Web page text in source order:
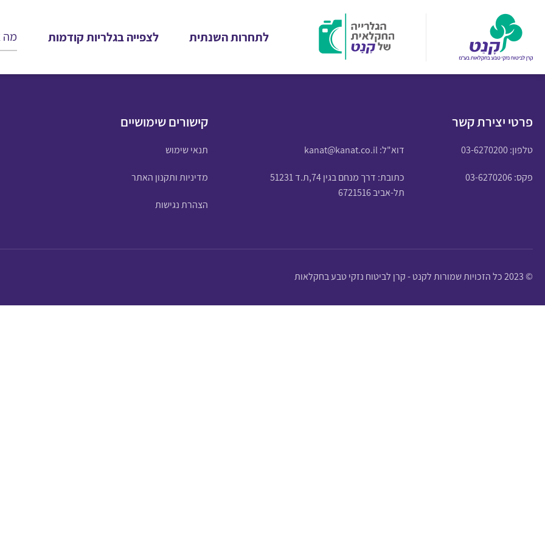
לתחרות השנתית לצפייה בגלריות קודמות
פרטי יצירת קשר
טלפון:03-6270200 דוא"ל:kanat@kanat.co.il
פקס: 03-6270206
כתובת: דרך מנחם בגין 74,ת.ד 51231
תל-אביב 6721516
קישורים שימושיים
תנאי שימוש
מדיניות ותקנון האתר
הצהרת נגישות
© 2023 כל הזכויות שמורות לקנט - קרן לביטוח נזקי טבע בחקלאות